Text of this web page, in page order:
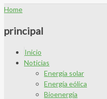
Home
principal
Inicio
Noticias
Energía solar
Energía eólica
Bioenergía